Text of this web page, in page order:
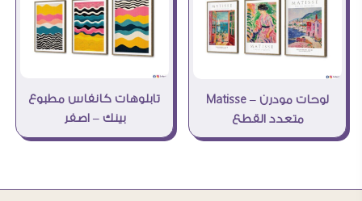
لوحات مودرن – Matisse
متعدد القطع
تابلوهات كانفاس مطبوع
بينك – اصفر